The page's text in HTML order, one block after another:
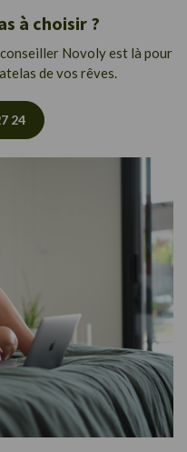
à choisir ?
Novoly est là pour
de vos rêves.
24